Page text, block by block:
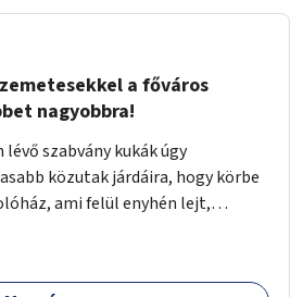
a főváros
nagyobbra!
szabvány kukák úgy
közutak járdáira, hogy körbe
ami felül enyhén lejt,
a tárolóba, így a bedobott